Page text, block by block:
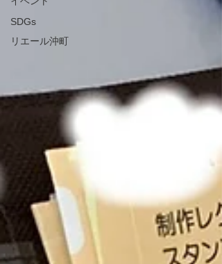
SDGs
リエール沖町